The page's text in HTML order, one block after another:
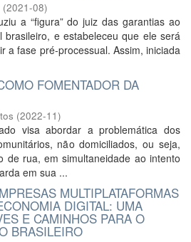
(2021-08)
a “figura” do juiz das garantias ao
brasileiro, e estabeleceu que ele será
a fase pré-processual. Assim, iniciada
FOMENTADOR DA
(2022-11)
visa abordar a problemática dos
não domiciliados, ou seja,
de rua, em simultaneidade ao intento
em sua ...
MULTIPLATAFORMAS
DIGITAL: UMA
E CAMINHOS PARA O
BRASILEIRO